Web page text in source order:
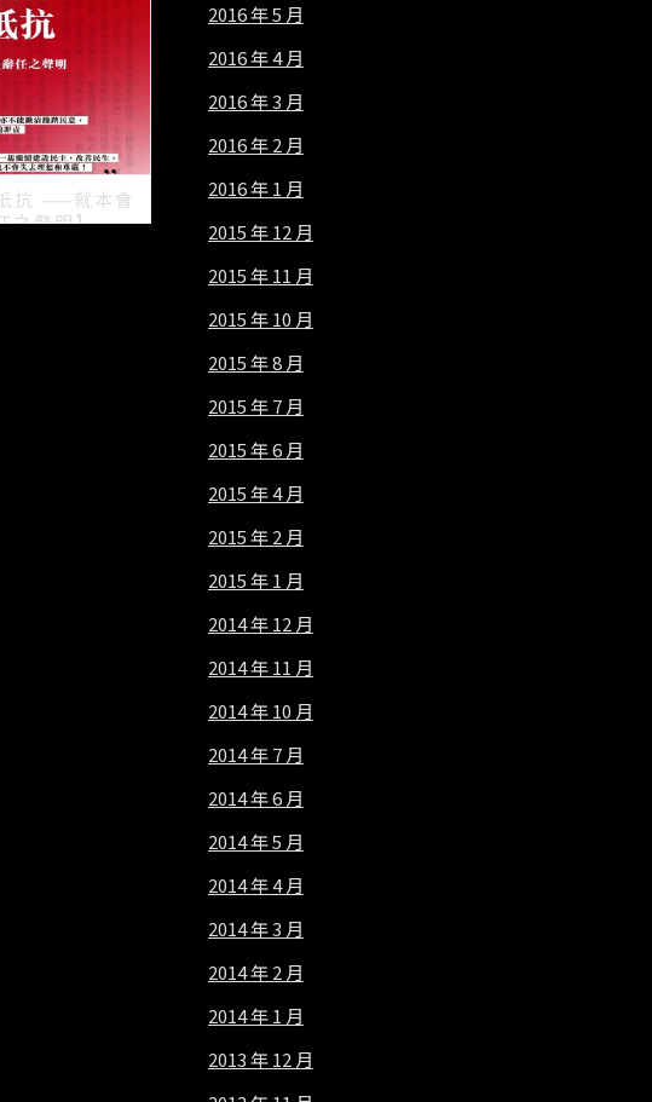
抗 ——就本會
之聲明】
2016 年 5 月
2016 年 4 月
2016 年 3 月
2016 年 2 月
2016 年 1 月
2015 年 12 月
2015 年 11 月
2015 年 10 月
2015 年 8 月
2015 年 7 月
2015 年 6 月
2015 年 4 月
2015 年 2 月
2015 年 1 月
2014 年 12 月
2014 年 11 月
2014 年 10 月
2014 年 7 月
2014 年 6 月
2014 年 5 月
2014 年 4 月
2014 年 3 月
2014 年 2 月
2014 年 1 月
2013 年 12 月